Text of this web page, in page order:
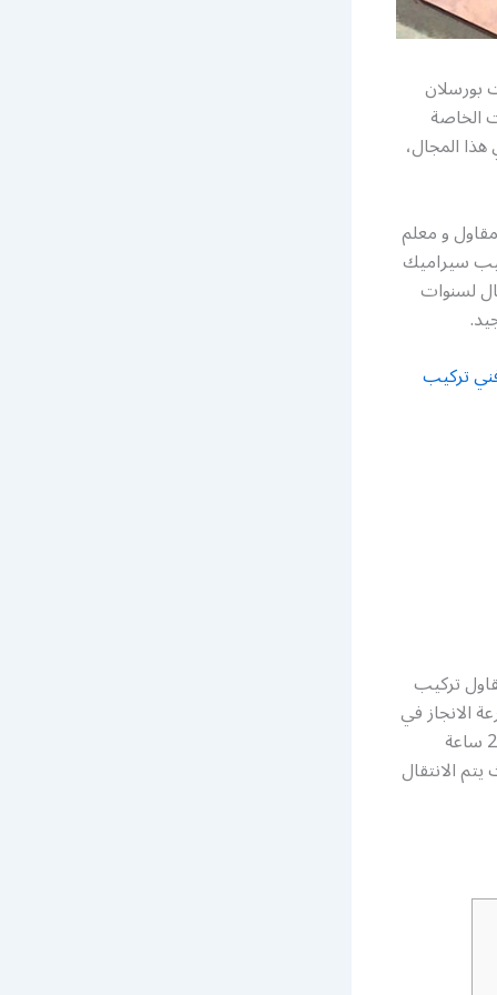
بورسلان
الخاصة
المجال،
و معلم
سيراميك
لسنوات
تركيب
تركيب
الانجاز في
جميع أعمال تركيب بورسلين و سيراميك و رخام الارضيات، كما أنها متوفرة على مدار 24 ساعة
الانتقال